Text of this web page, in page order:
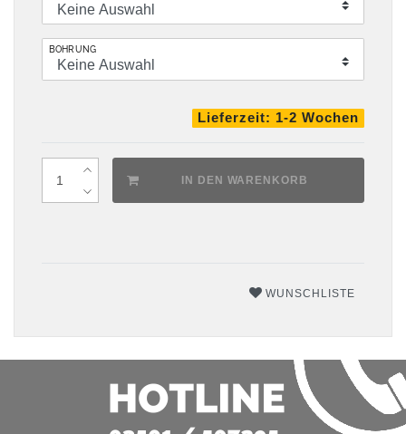
BOHRUNG
Lieferzeit: 1-2 Wochen
IN DEN WARENKORB
WUNSCHLISTE